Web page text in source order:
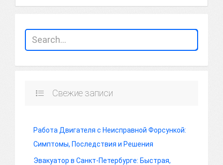
Свежие записи
Работа Двигателя с Неисправной Форсункой:
Симптомы, Последствия и Решения
Эвакуатор в Санкт-Петербурге: Быстрая,